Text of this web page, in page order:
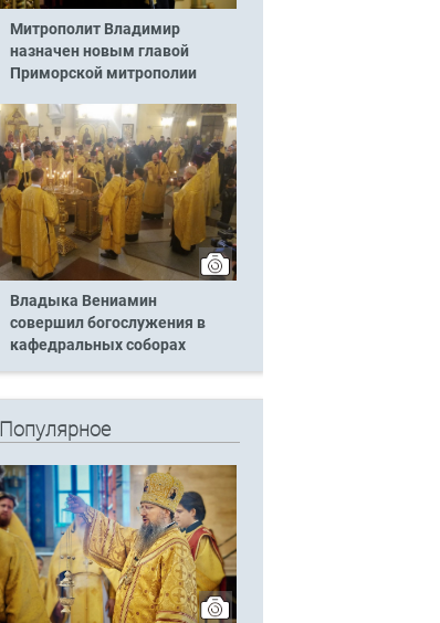
Митрополит Владимир
назначен новым главой
Приморской митрополии
Владыка Вениамин
совершил богослужения в
кафедральных соборах
Популярное